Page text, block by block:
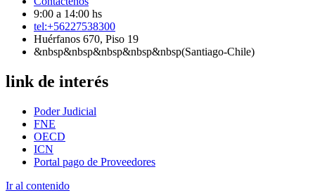
9:00 a 14:00 hs
tel:+56227538300
Huérfanos 670, Piso 19
&nbsp&nbsp&nbsp&nbsp&nbsp(Santiago-Chile)
link de interés
Poder Judicial
FNE
OECD
ICN
Portal pago de Proveedores
Ir al contenido